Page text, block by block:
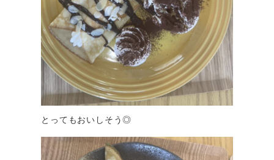
とってもおいしそう◎